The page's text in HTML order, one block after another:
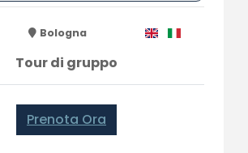
Bologna
Tour di gruppo
Prenota Ora